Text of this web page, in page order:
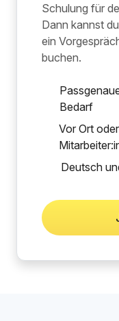
Schulung für
Dann kannst
ein
buchen.
Bedarf
Vor Ort
Deutsch